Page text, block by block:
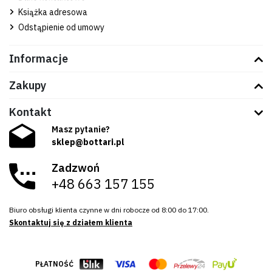
Pomoc w szybkim odparowywaniu szyb
Łatwa obsługa i kompaktowy rozmiar
CYCLONE 12V–150W już teraz.
Książka adresowa
Odstąpienie od umowy
Informacje
Zakupy
Kontakt
Masz pytanie?
sklep@bottari.pl
Zadzwoń
+48 663 157 155
Biuro obsługi klienta czynne w dni robocze od 8:00 do 17:00.
Skontaktuj się z działem klienta
PŁATNOŚĆ